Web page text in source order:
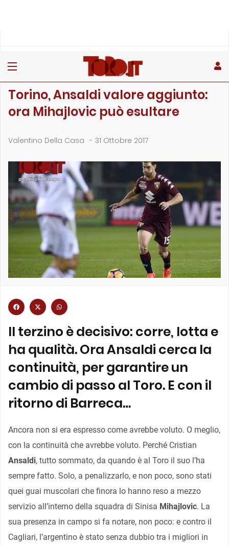
Torino, Ansaldi valore aggiunto:
ora Mihajlovic può esultare
Valentino Della Casa - 31 Ottobre 2017
Il terzino è decisivo: corre, lotta e
ha qualità. Ora Ansaldi cerca la
continuità, per garantire un
cambio di passo al Toro. E con il
ritorno di Barreca…
Ancora non si era espresso come avrebbe voluto. O meglio,
con la continuità che avrebbe voluto. Perché Cristian
Ansaldi, tutto sommato, da quando è al Toro il suo l’ha
sempre fatto. Solo, a penalizzarlo, e non poco, sono stati
quei guai muscolari che finora lo hanno reso a mezzo
servizio all’interno della squadra di Sinisa Mihajlovic. La
sua presenza in campo si fa notare, non poco: e contro il
Cagliari, l’argentino è stato senza dubbio tra i migliori in